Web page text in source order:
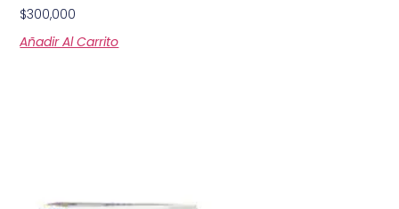
$300,000
Añadir Al Carrito